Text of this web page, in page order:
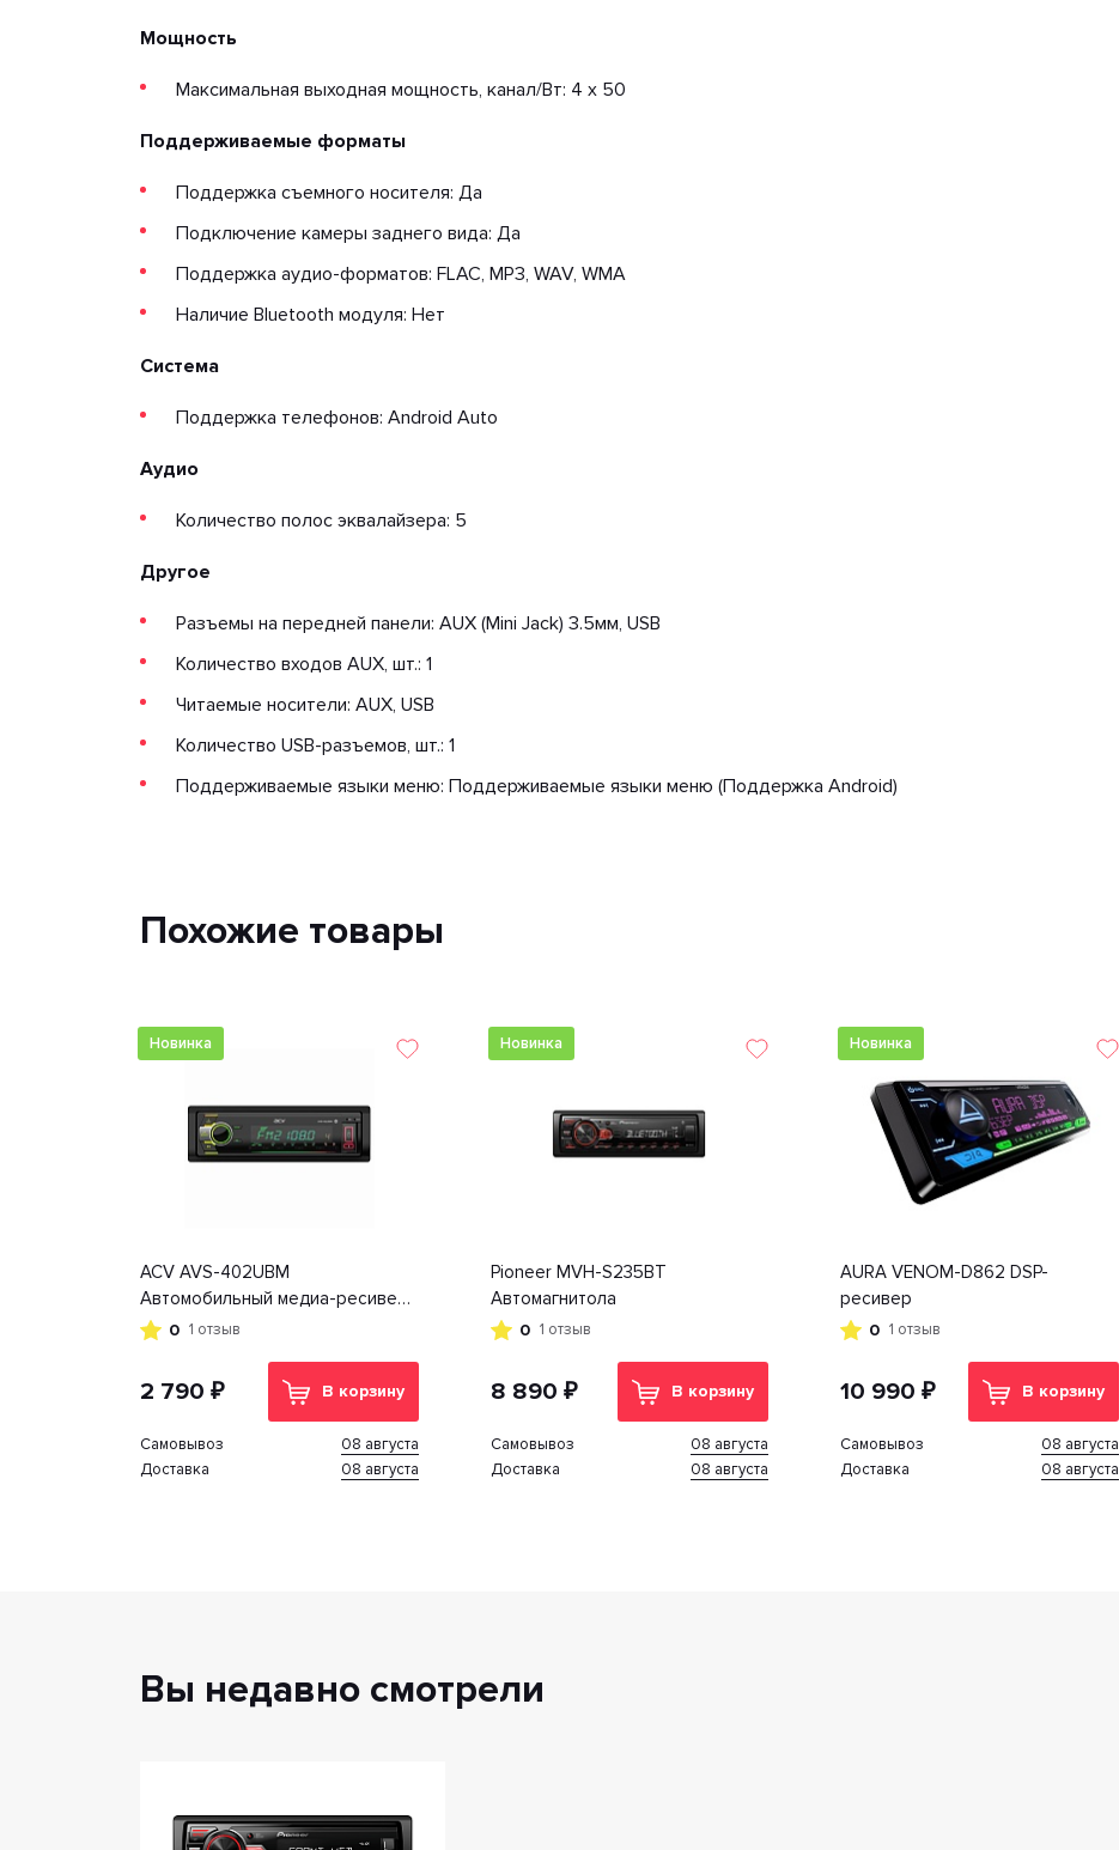
Мощность
Максимальная выходная мощность, канал/Вт: 4 х 50
Поддерживаемые форматы
Поддержка съемного носителя: Да
Подключение камеры заднего вида: Да
Поддержка аудио-форматов: FLAC, MP3, WAV, WMA
Наличие Bluetooth модуля: Нет
Система
Поддержка телефонов: Android Auto
Аудио
Количество полос эквалайзера: 5
Другое
Разъемы на передней панели: AUX (Mini Jack) 3.5мм, USB
Количество входов AUX, шт.: 1
Читаемые носители: AUX, USB
Количество USB-разъемов, шт.: 1
Поддерживаемые языки меню: Поддерживаемые языки меню (Поддержка Android)
Похожие товары
Новинка
ACV AVS-402UBM
Автомобильный медиа-ресивер
с Bluetooth USB, SD, USB Type-C
0 1 отзыв
2 790 ₽ В корзину
Cамовывоз
08 августа
Доставка
08 августа
Новинка
Pioneer MVH-S235BT
Автомагнитола
0 1 отзыв
8 890 ₽ В корзину
Cамовывоз
08 августа
Доставка
08 августа
Новинка
AURA VENOM-D862 DSP-
ресивер
0 1 отзыв
10 990 ₽ В корзину
Cамовывоз
08 августа
Доставка
08 августа
Вы недавно смотрели